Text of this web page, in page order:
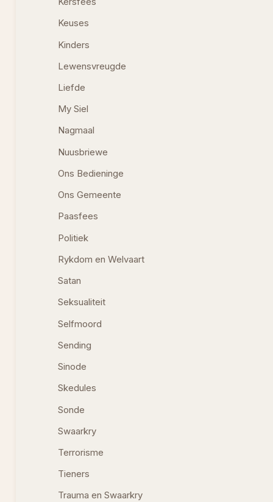
Keuses
Kinders
Lewensvreugde
Liefde
My Siel
Nagmaal
Nuusbriewe
Ons Bedieninge
Ons Gemeente
Paasfees
Politiek
Rykdom en Welvaart
Satan
Seksualiteit
Selfmoord
Sending
Sinode
Skedules
Sonde
Swaarkry
Terrorisme
Tieners
Trauma en Swaarkry